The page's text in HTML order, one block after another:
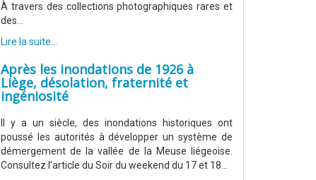
À travers des collections photographiques rares et
des...
Lire la suite...
Après les inondations de 1926 à
Liège, désolation, fraternité et
ingéniosité
Il y a un siècle, des inondations historiques ont
poussé les autorités à développer un système de
démergement de la vallée de la Meuse liégeoise.
Consultez l'article du Soir du weekend du 17 et 18...